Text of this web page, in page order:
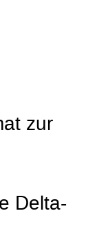
zur
Delta-